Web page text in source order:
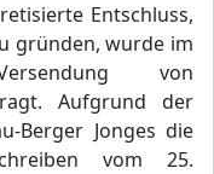
Entschluss,
gründen, wurde im
von
Aufgrund der
Berger Jonges die
vom 25.